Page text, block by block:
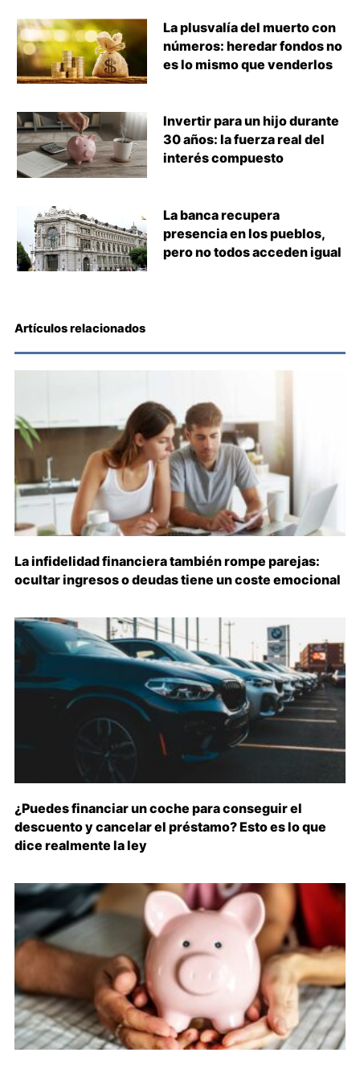
La plusvalía del muerto con
números: heredar fondos no
es lo mismo que venderlos
Invertir para un hijo durante
30 años: la fuerza real del
interés compuesto
La banca recupera
presencia en los pueblos,
pero no todos acceden igual
Artículos relacionados
La infidelidad financiera también rompe parejas:
ocultar ingresos o deudas tiene un coste emocional
¿Puedes financiar un coche para conseguir el
descuento y cancelar el préstamo? Esto es lo que
dice realmente la ley